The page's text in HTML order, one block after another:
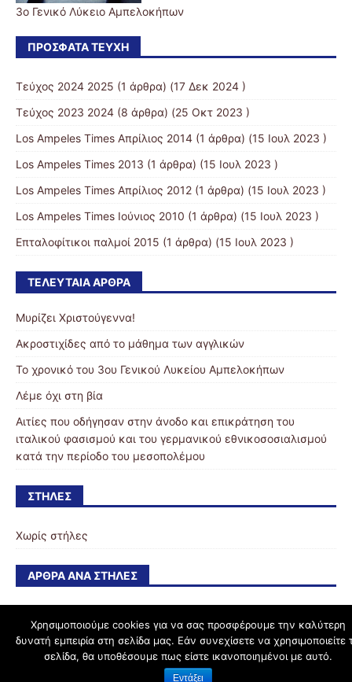
3ο Γενικό Λύκειο Αμπελοκήπων
ΠΡΌΣΦΑΤΑ ΤΕΎΧΗ
Τεύχος 2024 2025 (1 άρθρα) (17 Δεκ 2024 )
Τεύχος 2023 2024 (8 άρθρα) (25 Οκτ 2023 )
Los Ampeles Times Απρίλιος 2014 (1 άρθρα) (15 Ιουλ 2023 )
Los Ampeles Times 2013 (1 άρθρα) (15 Ιουλ 2023 )
Los Ampeles Times Απρίλιος 2012 (1 άρθρα) (15 Ιουλ 2023 )
Los Ampeles Times Ιούνιος 2010 (1 άρθρα) (15 Ιουλ 2023 )
Επταλοφίτικοι παλμοί 2015 (1 άρθρα) (15 Ιουλ 2023 )
ΤΕΛΕΥΤΑΊΑ ΆΡΘΡΑ
Μυρίζει Χριστούγεννα!
Ακροστιχίδες από το μάθημα των αγγλικών
Το χρονικό του 3ου Γενικού Λυκείου Αμπελοκήπων
Λέμε όχι στη βία
Αιτίες που οδήγησαν στην άνοδο και επικράτηση του
ιταλικού φασισμού και του γερμανικού εθνικοσοσιαλισμού
κατά την περίοδο του μεσοπολέμου
ΣΤΉΛΕΣ
Χωρίς στήλες
ΆΡΘΡΑ ΑΝΆ ΣΤΉΛΕΣ
schoolpress.sch.gr
Χρησιμοποιούμε cookies για να σας προσφέρουμε την καλύτερη
δυνατή εμπειρία στη σελίδα μας. Εάν συνεχίσετε να χρησιμοποιείτε
σελίδα, θα υποθέσουμε πως είστε ικανοποιημένοι με αυτό.
Εντάξει